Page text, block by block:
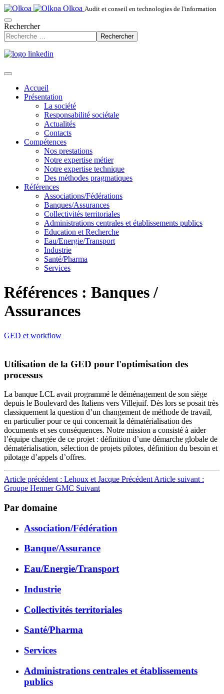
Olkoa Audit et conseil en technologies de l'information
Rechercher
Rechercher
Accueil
Présentation
La société
Responsabilité sociétale
Actualités
Contacts
Compétences
Nos prestations
Notre expertise métier
Notre expertise technique
Des méthodes pragmatiques
Références
Associations/Fédérations
Banques/Assurances
Collectivités territoriales
Administrations centrales et établissements publics
Education et Recherche
Eau/Energie/Transport
Industrie
Santé/Pharma
Services
Références : Banques /
Assurances
GED et workflow
Utilisation de la GED pour l'optimisation des
processus
La banque LCL avait programmé le déménagement de son siège
depuis le Boulevard des Italiens vers Villejuif. Dès lors se posait très
classiquement la question d’un changement de méthode de travail,
en particulier pour ce qui concernait la dématérialisation des
documents et ses conséquences. Notre mission a consisté à aider
l’équipe chargée de ce projet : définition d’une démarche globale de
dématérialisation, sélection de projets pilotes, définition du besoin et
pilotage d’appels d’offres.
Article précédent : Lehoux et Jacque Précédent Article suivant :
Groupe Henner GMC Suivant
Par domaine
Association/Fédération
Banque/Assurance
Eau/Energie/Transport
Industrie
Collectivités territoriales
Santé/Pharma
Services
Administrations centrales et établissements
publics